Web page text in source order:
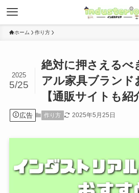
ホーム 作り方
絶対に押さえるべ
アル家具ブランド
【通販サイトも紹
2025
5/25
広告 作り方 2025年5月25日